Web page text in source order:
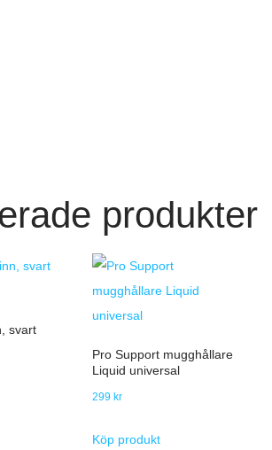
produkter
svart
Pro Support mugghållare
Liquid universal
299 kr
Köp produkt